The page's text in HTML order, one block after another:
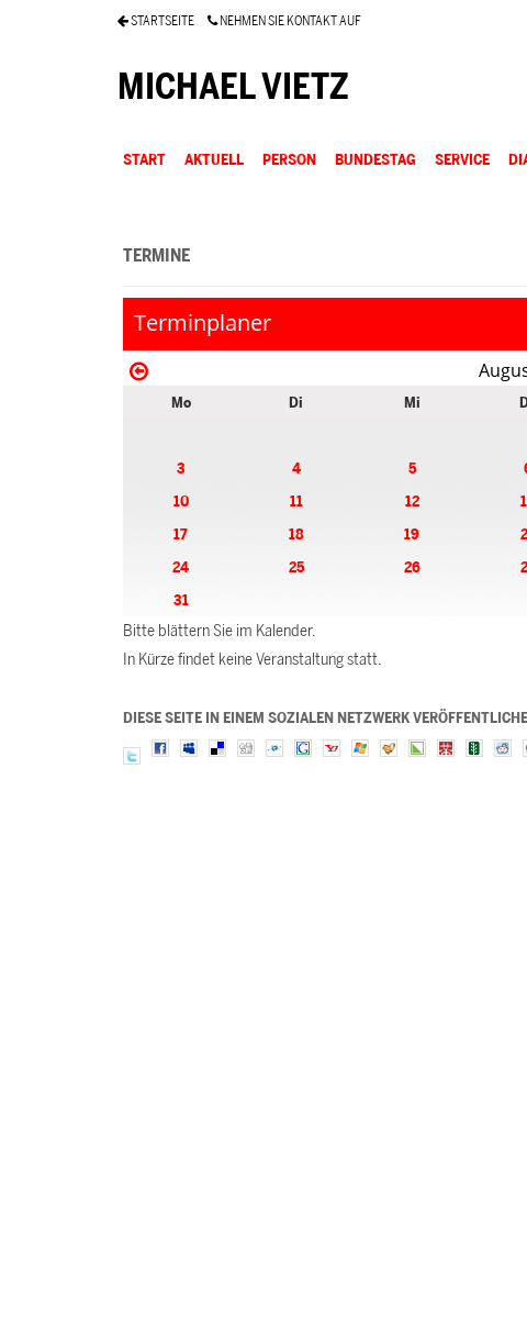
STARTSEITE NEHMEN SIE KONTAKT AUF
MICHAEL VIETZ
START AKTUELL PERSON BUNDESTAG SERVICE
TERMINE
Terminplaner
Mo Di Mi
3
4 5
10
11 12
17
18 19
24
25 26
31
Bitte blättern Sie im Kalender.
In Kürze findet keine Veranstaltung statt.
DIESE SEITE IN EINEM SOZIALEN NETZWERK